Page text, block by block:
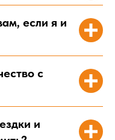
если я и
с
и